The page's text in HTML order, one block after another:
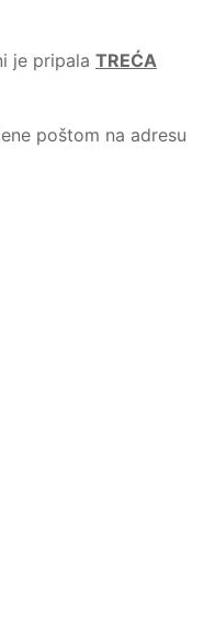
je pripala TREĆA
poštom na adresu